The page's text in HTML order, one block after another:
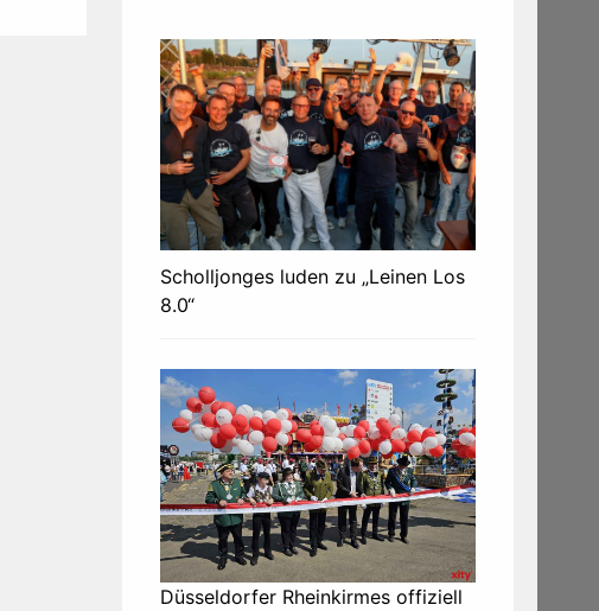
Scholljonges luden zu „Leinen Los
8.0“
Düsseldorfer Rheinkirmes offiziell